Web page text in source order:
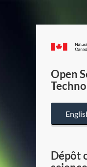
Open
Dépôt